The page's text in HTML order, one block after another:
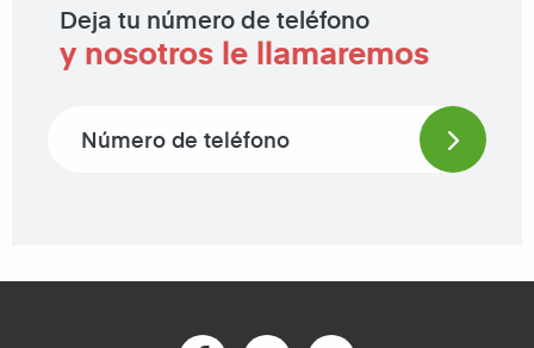
Deja tu número de teléfono
y nosotros le llamaremos